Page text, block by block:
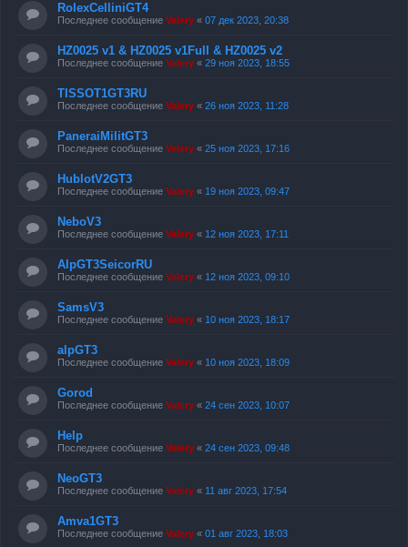
RolexCelliniGT4
Последнее сообщение Valery « 07 дек 2023, 20:38
HZ0025 v1 & HZ0025 v1Full & HZ0025 v2
Последнее сообщение Valery « 29 ноя 2023, 18:55
TISSOT1GT3RU
Последнее сообщение Valery « 26 ноя 2023, 11:28
PaneraiMilitGT3
Последнее сообщение Valery « 25 ноя 2023, 17:16
HublotV2GT3
Последнее сообщение Valery « 19 ноя 2023, 09:47
NeboV3
Последнее сообщение Valery « 12 ноя 2023, 17:11
AlpGT3SeicorRU
Последнее сообщение Valery « 12 ноя 2023, 09:10
SamsV3
Последнее сообщение Valery « 10 ноя 2023, 18:17
alpGT3
Последнее сообщение Valery « 10 ноя 2023, 18:09
Gorod
Последнее сообщение Valery « 24 сен 2023, 10:07
Help
Последнее сообщение Valery « 24 сен 2023, 09:48
NeoGT3
Последнее сообщение Valery « 11 авг 2023, 17:54
Amva1GT3
Последнее сообщение Valery « 01 авг 2023, 18:03